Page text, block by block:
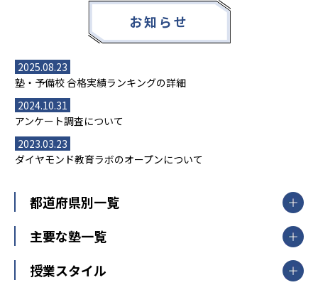
お知らせ
2025.08.23
塾・予備校 合格実績ランキングの詳細
2024.10.31
アンケート調査について
2023.03.23
ダイヤモンド教育ラボのオープンについて
都道府県別一覧
北海道・東北
山形県
福島県
主要な塾一覧
【掲載塾一覧を見る】
授業スタイル